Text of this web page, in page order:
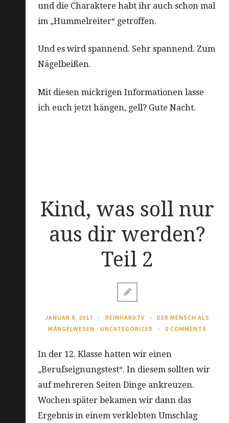
und die Charaktere habt ihr auch schon mal
im „Hummelreiter“ getroffen.
Und es wird spannend. Sehr spannend. Zum
Nägelbeißen.
Mit diesen mickrigen Informationen lasse
ich euch jetzt hängen, gell? Gute Nacht.
Kind, was soll nur
aus dir werden?
Teil 2
JANUAR 8, 2017 REINHARDTV
DER MENSCH ALS
MÄNGELWESEN - UNCATEGORIZED 0 COMMENTS
In der 12. Klasse hatten wir einen
„Berufseignungstest“. In diesem sollten wir
auf mehreren Seiten Dinge ankreuzen.
Wochen später bekamen wir dann das
Ergebnis in einem verklebten Umschlag